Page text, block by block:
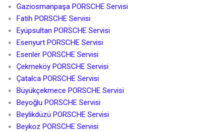
Gaziosmanpaşa PORSCHE Servisi
Fatih PORSCHE Servisi
Eyüpsultan PORSCHE Servisi
Esenyurt PORSCHE Servisi
Esenler PORSCHE Servisi
Çekmeköy PORSCHE Servisi
Çatalca PORSCHE Servisi
Büyükçekmece PORSCHE Servisi
Beyoğlu PORSCHE Servisi
Beylikdüzü PORSCHE Servisi
Beykoz PORSCHE Servisi